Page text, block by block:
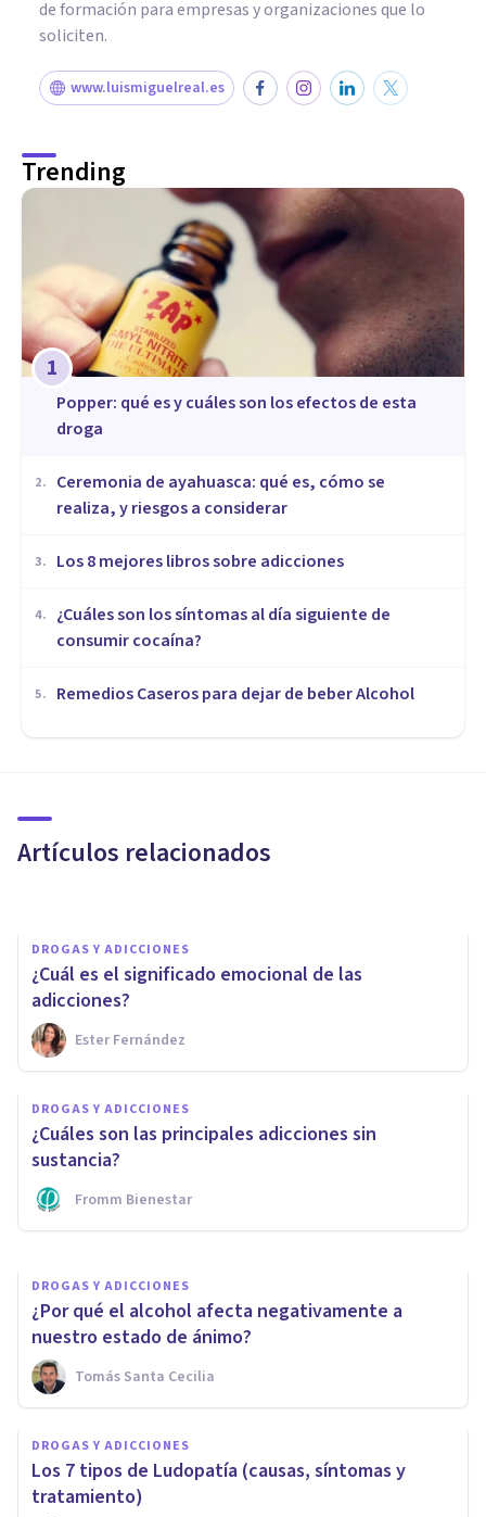
de formación para empresas y organizaciones que lo
soliciten.
www.luismiguelreal.es
Trending
1
Popper: qué es y cuáles son los efectos de esta
droga
2.
Ceremonia de ayahuasca: qué es, cómo se
realiza, y riesgos a considerar
3. Los 8 mejores libros sobre adicciones
4.
¿Cuáles son los síntomas al día siguiente de
consumir cocaína?
5. Remedios Caseros para dejar de beber Alcohol
Artículos relacionados
vacacional
DROGAS Y ADICCIONES
¿Cuál es el significado emocional de las
adicciones?
Ester Fernández
DROGAS Y ADICCIONES
¿Cuáles son las principales adicciones sin
sustancia?
Fromm Bienestar
DROGAS Y ADICCIONES
¿Por qué la pandemia de
coronavirus ha impulsado los
casos de adicciones?
Nahum Montagud Rubio
DROGAS Y ADICCIONES
¿Por qué el alcohol afecta negativamente a
nuestro estado de ánimo?
Tomás Santa Cecilia
DROGAS Y ADICCIONES
Los 7 tipos de Ludopatía (causas, síntomas y
tratamiento)